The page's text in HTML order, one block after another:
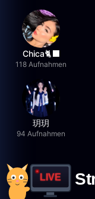
Chica🐈‍⬛
118 Aufnahmen
玥玥
94 Aufnahmen